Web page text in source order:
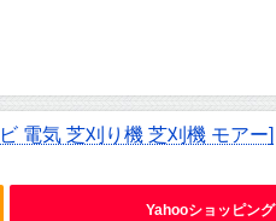
電気 芝刈り機 芝刈機 モアー]
Yahooショッピング